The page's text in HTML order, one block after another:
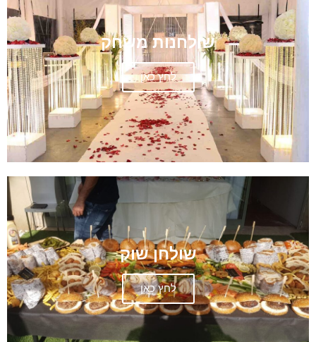
שולחנות משחק
לחץ כאן
שולחן שוק
לחץ כאן